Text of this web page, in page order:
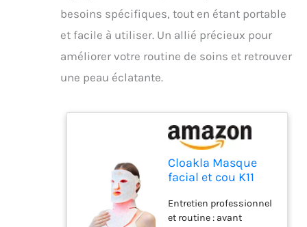
besoins spécifiques, tout en étant portable
et facile à utiliser. Un allié précieux pour
améliorer votre routine de soins et retrouver
une peau éclatante.
Cloakla Masque
facial et cou K11
par lumière rouge |
7 modes de
Entretien professionnel
et routine : avant